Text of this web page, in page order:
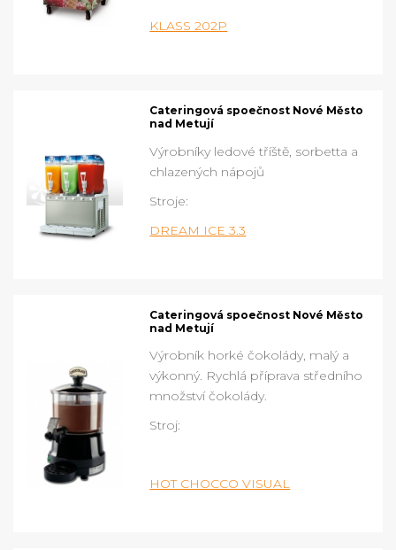
KLASS 202P
Cateringová spoečnost Nové Město
nad Metují
Výrobníky ledové tříště, sorbetta a
chlazených nápojů
Stroje:
DREAM ICE 3.3
Cateringová spoečnost Nové Město
nad Metují
Výrobník horké čokolády, malý a
výkonný. Rychlá příprava středního
množství čokolády.
Stroj:
HOT CHOCCO VISUAL